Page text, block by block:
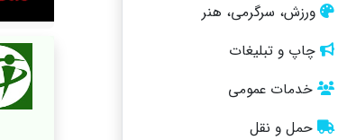
ورزش، سرگرمی، هنر
چاپ و تبلیغات
خدمات عمومی
حمل و نقل